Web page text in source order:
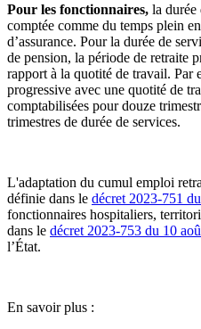
Pour les fonctionnaires, la durée
comptée comme du temps plein
d’assurance. Pour la durée de
de pension, la période de retraite
rapport à la quotité de travail. Par
progressive avec une quotité de
comptabilisées pour douze
trimestres de durée de services.
L'adaptation du cumul emploi
définie dans le décret 2023-751
fonctionnaires hospitaliers,
dans le décret 2023-753 du 10
l’État.
En savoir plus :